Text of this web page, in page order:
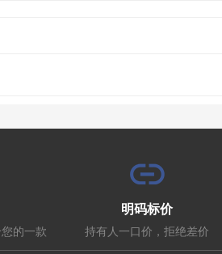
的一款
明码标价
持有人一口价，拒绝差价